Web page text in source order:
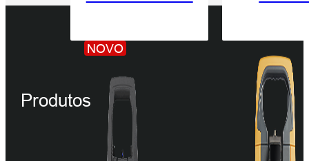
NOVO
Produtos